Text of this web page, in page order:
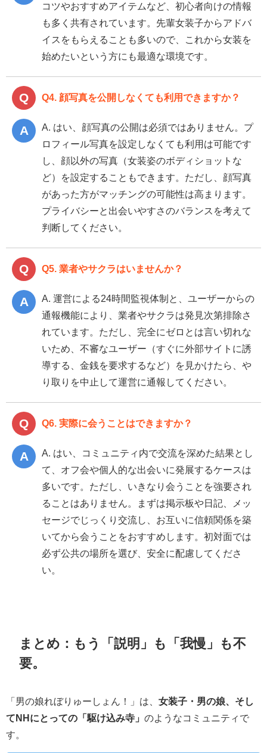
コツやおすすめアイテムなど、初心者向けの情報
も多く共有されています。先輩女装子からアドバ
イスをもらえることも多いので、これから女装を
始めたいという方にも最適な環境です。
Q4. 顔写真を公開しなくても利用できますか？
A. はい、顔写真の公開は必須ではありません。プ
ロフィール写真を設定しなくても利用は可能です
し、顔以外の写真（女装姿のボディショットな
ど）を設定することもできます。ただし、顔写真
があった方がマッチングの可能性は高まります。
プライバシーと出会いやすさのバランスを考えて
判断してください。
Q5. 業者やサクラはいませんか？
A. 運営による24時間監視体制と、ユーザーからの
通報機能により、業者やサクラは発見次第排除さ
れています。ただし、完全にゼロとは言い切れな
いため、不審なユーザー（すぐに外部サイトに誘
導する、金銭を要求するなど）を見かけたら、や
り取りを中止して運営に通報してください。
Q6. 実際に会うことはできますか？
A. はい、コミュニティ内で交流を深めた結果とし
て、オフ会や個人的な出会いに発展するケースは
多いです。ただし、いきなり会うことを強要され
ることはありません。まずは掲示板や日記、メッ
セージでじっくり交流し、お互いに信頼関係を築
いてから会うことをおすすめします。初対面では
必ず公共の場所を選び、安全に配慮してくださ
い。
まとめ：もう「説明」も「我慢」も不
要。
「男の娘れぼりゅーしょん！」は、 女装子・男の娘、そし
てNHにとっての「駆け込み寺」 のようなコミュニティで
す。